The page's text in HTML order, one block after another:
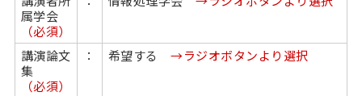
属学会
（必須）
講演論文
集
（必須）
： 希望する →ラジオボタンより選択